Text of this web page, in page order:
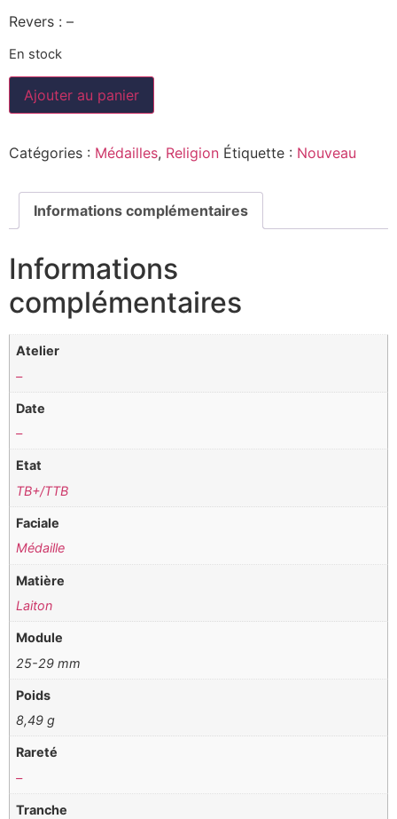
Revers : –
En stock
Ajouter au panier
Catégories : Médailles, Religion Étiquette : Nouveau
Informations complémentaires
Informations
complémentaires
Atelier
–
Date
–
Etat
TB+/TTB
Faciale
Médaille
Matière
Laiton
Module
25-29 mm
Poids
8,49 g
Rareté
–
Tranche